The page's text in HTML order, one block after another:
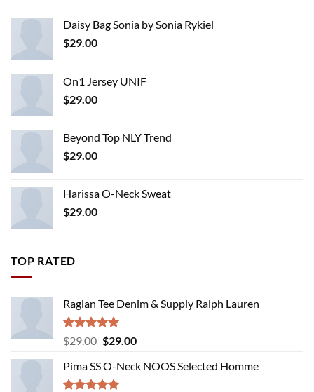
Daisy Bag Sonia by Sonia Rykiel
$29.00
On1 Jersey UNIF
$29.00
Beyond Top NLY Trend
$29.00
Harissa O-Neck Sweat
$29.00
TOP RATED
Raglan Tee Denim & Supply Ralph Lauren
Rated5.00
out of 5
$29.00 Original
was:
$29.00.
$29.00Current
is:
Pima SS O-Neck NOOS Selected Homme